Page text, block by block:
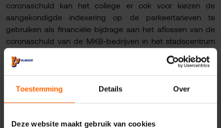
Toestemming Details Over
Deze website maakt gebruik van cookies
coronaschuld kan het college er ook voor kiezen de
aangekondigde indexering op de parkeertarieven te
gebruiken als financiële bijdrage aan het aflossen van de
coronaschuld van de MKB-bedrijven in het stadscentrum
Nijmeegse VVD voorstellen indienen tegen deze
tariefverhoging.